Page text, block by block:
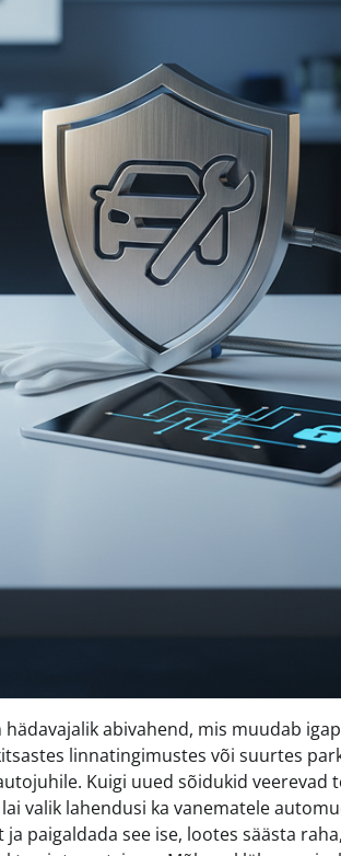
abivahend, mis muudab
linnatingimustes või suurtes
Kuigi uued sõidukid veerevad
valik lahendusi ka vanematele
paigaldada see ise, lootes säästa